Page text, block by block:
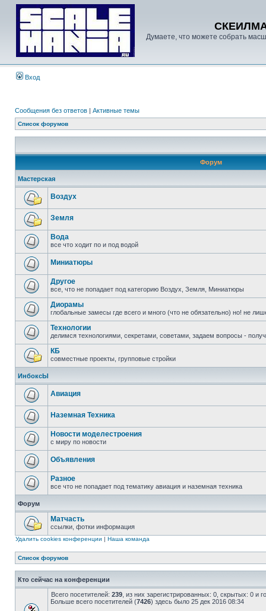
Думаете, что можете собрать
Вход
Сообщения без ответов | Активные темы
Список форумов
Форум
Мастерская
Воздух
Земля
Вода
все что ходит по и под водой
Миниатюры
Другое
все, что не попадает под категорию Воздух, Земля, Миниатюры
Диорамы
глобальные замесы где всего и много (что не обязательно) но! не
Технологии
делимся технологиями, секретами, советами, задаем вопросы -
КБ
совместные проекты, групповые стройки
ИнбоксЫ
Авиация
Наземная Техника
Новости моделестроения
с миру по новости
Объявления
Разное
все что не попадает под тематику авиация и наземная техника
Форум
Матчасть
ссылки, фотки информация
Удалить cookies конференции | Наша команда
Список форумов
Кто сейчас на конференции
Всего посетителей: 239 , из них зарегистрированных: 0, скрытых: 0 и
Больше всего посетителей (7426) здесь было 25 дек 2016 08:34